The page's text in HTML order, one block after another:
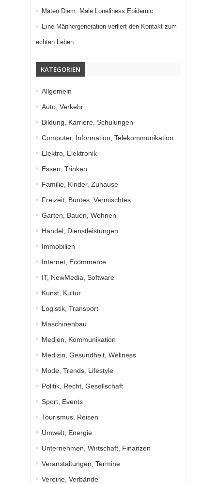
Mateo Diem: Male Loneliness Epidemic
Eine Männergeneration verliert den Kontakt zum
echten Leben
KATEGORIEN
Allgemein
Auto, Verkehr
Bildung, Karriere, Schulungen
Computer, Information, Telekommunikation
Elektro, Elektronik
Essen, Trinken
Familie, Kinder, Zuhause
Freizeit, Buntes, Vermischtes
Garten, Bauen, Wohnen
Handel, Dienstleistungen
Immobilien
Internet, Ecommerce
IT, NewMedia, Software
Kunst, Kultur
Logistik, Transport
Maschinenbau
Medien, Kommunikation
Medizin, Gesundheit, Wellness
Mode, Trends, Lifestyle
Politik, Recht, Gesellschaft
Sport, Events
Tourismus, Reisen
Umwelt, Energie
Unternehmen, Wirtschaft, Finanzen
Veranstaltungen, Termine
Vereine, Verbände